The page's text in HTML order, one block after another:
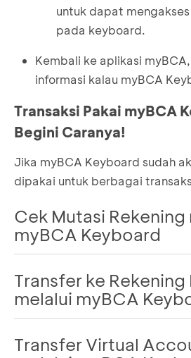
untuk dapat
pada keyboard.
Kembali ke aplikasi
informasi kalau myBCA
Transaksi Pakai myBCA
Begini Caranya!
Jika myBCA Keyboard sudah
dipakai untuk berbagai
Cek Mutasi Rekening
myBCA Keyboard
Buka keyboard di aplikasi
pun
Pilih ikon BCA , lalu login
Pilih rekening mana yang
Transfer ke Rekening
melalui myBCA
Buka keyboard di aplikasi
Transfer Virtual